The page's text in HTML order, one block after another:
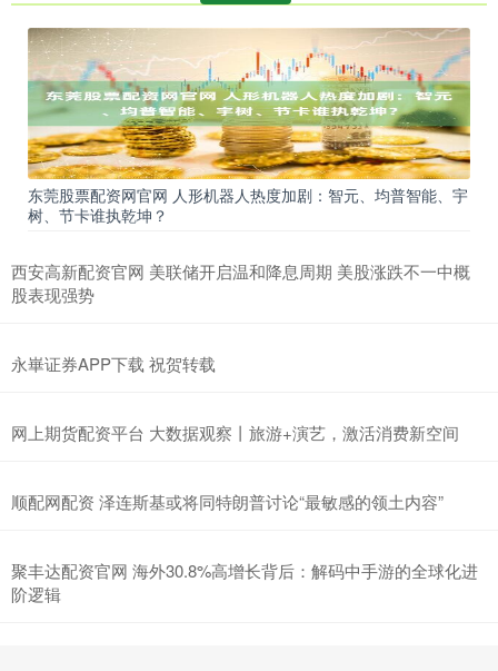
东莞股票配资网官网 人形机器人热度加剧：智元、均普智能、宇
树、节卡谁执乾坤？
西安高新配资官网 美联储开启温和降息周期 美股涨跌不一中概
股表现强势
永崋证券APP下载 祝贺转载
网上期货配资平台 大数据观察丨旅游+演艺，激活消费新空间
顺配网配资 泽连斯基或将同特朗普讨论“最敏感的领土内容”
聚丰达配资官网 海外30.8%高增长背后：解码中手游的全球化进
阶逻辑